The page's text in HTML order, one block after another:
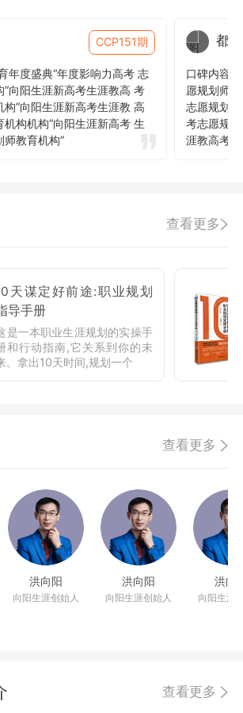
CCP151期
年度盛典“年度影响力高考 志
”向阳生涯新高考生涯教高 考
”向阳生涯新高考生涯教 高
构机构”向阳生涯新高考 生
教育机构”
都
口碑内容(
愿规划师
志愿规划
考志愿规
涯教高考
查看更多
天谋定好前途:职业规划
导手册
是一本职业生涯规划的实操手
和行动指南,它关系到你的未
。拿出10天时间,规划一个
查看更多
洪向阳
向阳生涯创始人
洪向阳
向阳生涯创始人
洪向
向阳生涯
查看更多